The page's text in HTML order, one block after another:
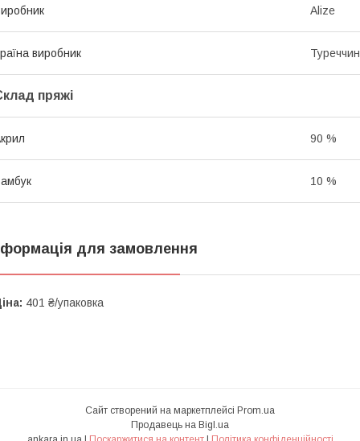
Alize
виробник
пряжі
90 %
10 %
для замовлення
401 ₴/упаковка
Сайт створений на маркетплейсі Prom.ua
Продавець на Bigl.ua